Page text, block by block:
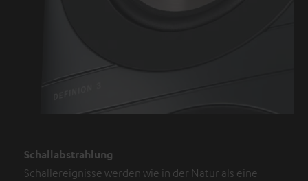
Schallabstrahlung
Schallereignisse werden wie in der Natur als eine